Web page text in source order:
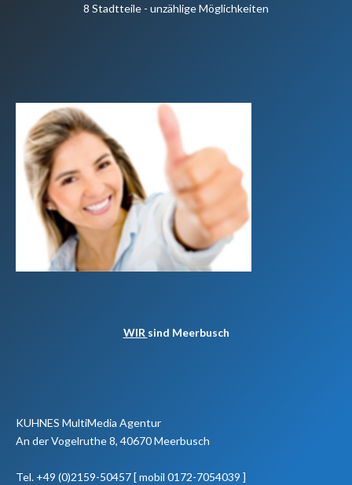
8 Stadtteile - unzählige Möglichkeiten
WIR sind Meerbusch
KUHNES MultiMedia Agentur
An der Vogelruthe 8, 40670 Meerbusch
Tel. +49 (0)2159-50457 [ mobil 0172-7054039 ]